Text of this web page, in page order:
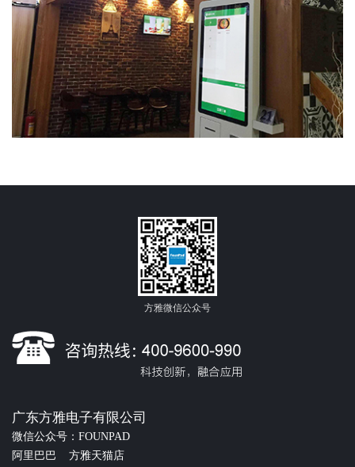
方雅微信公众号
广东方雅电子有限公司
微信公众号：FOUNPAD
阿里巴巴
方雅天猫店